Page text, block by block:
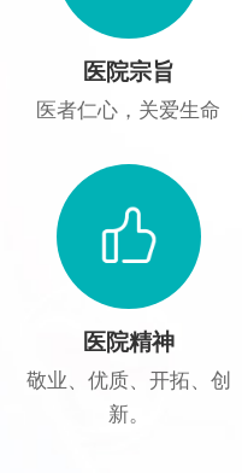
医院宗旨
医者仁心，关爱生命
医院精神
敬业、优质、开拓、创
新。